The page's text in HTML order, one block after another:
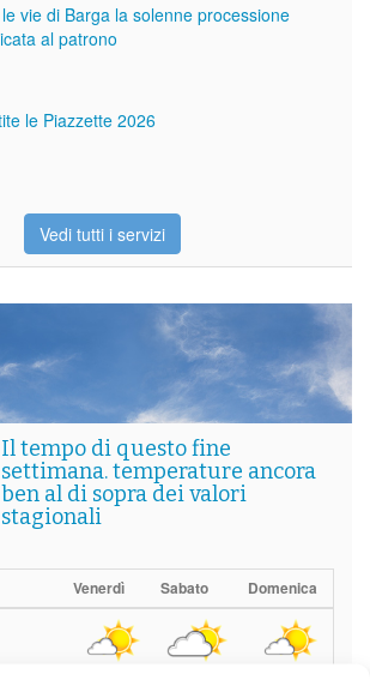
vie di Barga la solenne processione
al patrono
le Piazzette 2026
Vedi tutti i servizi
Il tempo di questo fine
settimana. temperature ancora
ben al di sopra dei valori
stagionali
Venerdì Sabato Domenica